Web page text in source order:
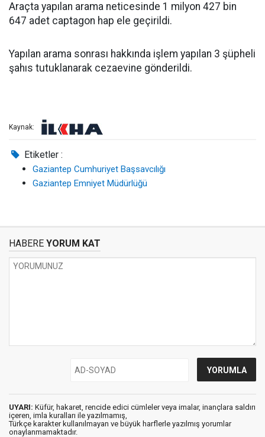
Araçta yapılan arama neticesinde 1 milyon 427 bin
647 adet captagon hap ele geçirildi.
Yapılan arama sonrası hakkında işlem yapılan 3 şüpheli
şahıs tutuklanarak cezaevine gönderildi.
Kaynak:
Etiketler :
Gaziantep Cumhuriyet Başsavcılığı
Gaziantep Emniyet Müdürlüğü
HABERE YORUM KAT
UYARI: Küfür, hakaret, rencide edici cümleler veya imalar, inançlara saldırı
içeren, imla kuralları ile yazılmamış,
Türkçe karakter kullanılmayan ve büyük harflerle yazılmış yorumlar
onaylanmamaktadır.